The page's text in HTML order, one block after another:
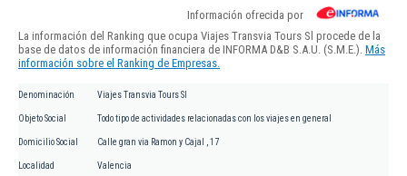
Información ofrecida por
La información del Ranking que ocupa Viajes Transvia Tours Sl procede de la
base de datos de información financiera de INFORMA D&B S.A.U. (S.M.E.). Más
información sobre el Ranking de Empresas.
Denominación Viajes Transvia Tours Sl
Objeto Social Todo tipo de actividades relacionadas con los viajes en general
Domicilio Social Calle gran via Ramon y Cajal , 17
Localidad Valencia